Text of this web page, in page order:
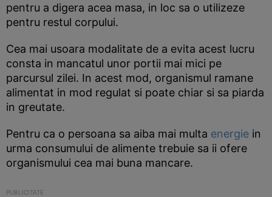
pentru a digera acea masa, in loc sa o utilizeze
pentru restul corpului.
Cea mai usoara modalitate de a evita acest lucru
consta in mancatul unor portii mai mici pe
parcursul zilei. In acest mod, organismul ramane
alimentat in mod regulat si poate chiar si sa piarda
in greutate.
Pentru ca o persoana sa aiba mai multa energie in
urma consumului de alimente trebuie sa ii ofere
organismului cea mai buna mancare.